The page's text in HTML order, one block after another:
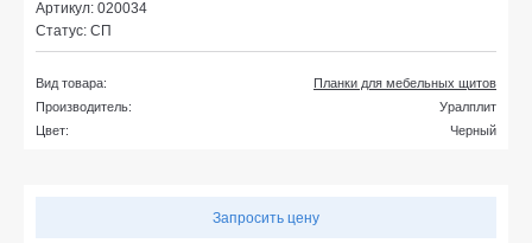
Артикул: 020034
Статус: СП
Вид товара:
Планки для мебельных щитов
Производитель:
Уралплит
Цвет:
Черный
Запросить цену